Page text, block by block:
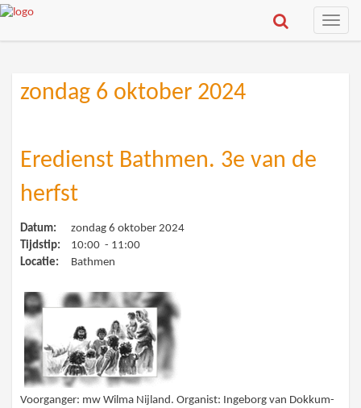
Toggle
zondag 6 oktober 2024
Eredienst Bathmen. 3e van de
herfst
Datum:
zondag 6 oktober 2024
Tijdstip:
10:00 - 11:00
Locatie:
Bathmen
Voorganger: mw Wilma Nijland. Organist: Ingeborg van Dokkum-